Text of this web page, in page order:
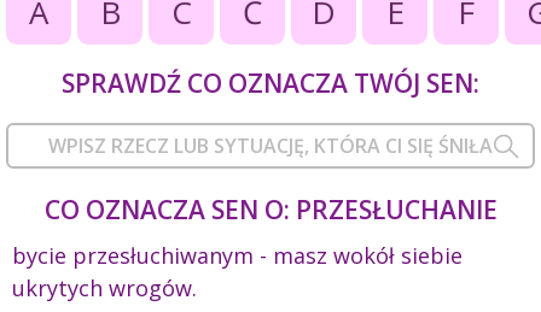
A B C Ć D E F
SPRAWDŹ CO OZNACZA TWÓJ SEN:
CO OZNACZA SEN O: PRZESŁUCHANIE
bycie przesłuchiwanym - masz wokół siebie
ukrytych wrogów.